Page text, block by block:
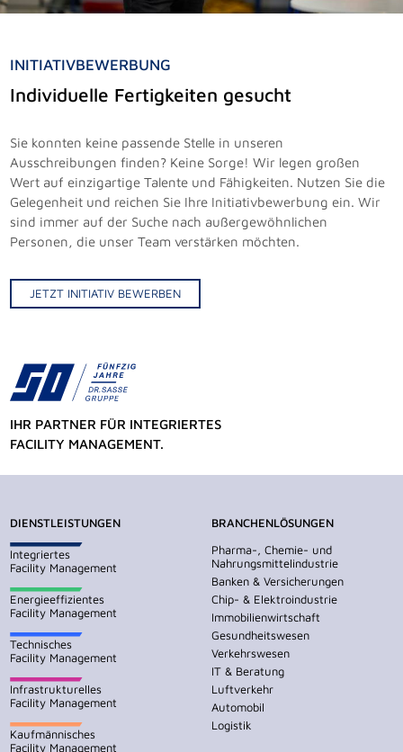
INITIATIVBEWERBUNG
Individuelle Fertigkeiten gesucht
Sie konnten keine passende Stelle in unseren
Ausschreibungen finden? Keine Sorge! Wir legen großen
Wert auf einzigartige Talente und Fähigkeiten. Nutzen Sie die
Gelegenheit und reichen Sie Ihre Initiativbewerbung ein. Wir
sind immer auf der Suche nach außergewöhnlichen
Personen, die unser Team verstärken möchten.
JETZT INITIATIV BEWERBEN
IHR PARTNER FÜR INTEGRIERTES
FACILITY MANAGEMENT.
DIENSTLEISTUNGEN
Integriertes
Facility Management
Energieeffizientes
Facility Management
Technisches
Facility Management
Infrastrukturelles
Facility Management
Kaufmännisches
Facility Management
BRANCHENLÖSUNGEN
Pharma-, Chemie- und
Nahrungsmittelindustrie
Banken & Versicherungen
Chip- & Elektroindustrie
Immobilienwirtschaft
Gesundheitswesen
Verkehrswesen
IT & Beratung
Luftverkehr
Automobil
Logistik